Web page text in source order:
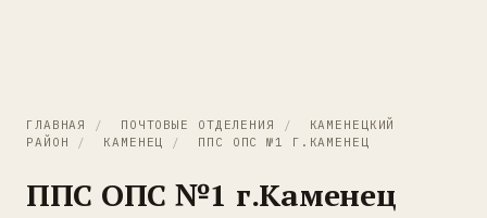
ГЛАВНАЯ / ПОЧТОВЫЕ ОТДЕЛЕНИЯ /
КАМЕНЕЦКИЙ
РАЙОН
/ КАМЕНЕЦ / ППС ОПС №1 Г.КАМЕНЕЦ
ППС ОПС №1 г.Каменец